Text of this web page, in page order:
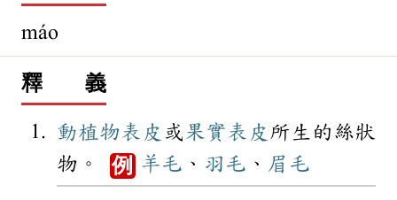
máo
釋 義
動植物表皮 或 果實表皮 所生的絲狀
物。 例 羊毛 、 羽毛 、 眉毛